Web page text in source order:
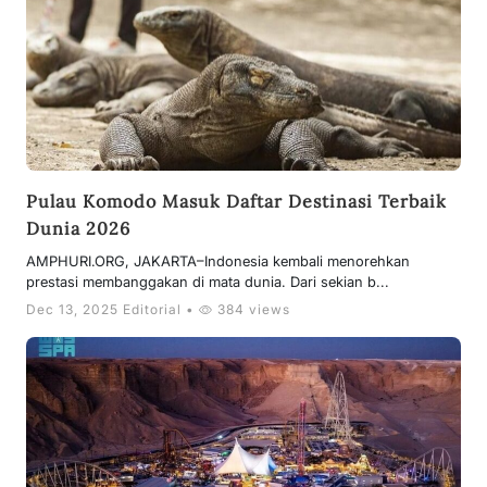
Pulau Komodo Masuk Daftar Destinasi Terbaik
Dunia 2026
AMPHURI.ORG, JAKARTA–Indonesia kembali menorehkan
prestasi membanggakan di mata dunia. Dari sekian b...
Dec 13, 2025 Editorial • 384 views